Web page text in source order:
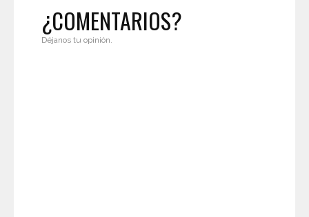
¿COMENTARIOS?
Déjanos tu opinión.